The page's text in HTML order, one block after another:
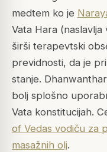
medtem ko je
Vata Hara
širši terapevtski
previdnosti, da je
stanje.
bolj splošno
Vata konstitucijah.
of Vedas vodiču za
masažnih olj.